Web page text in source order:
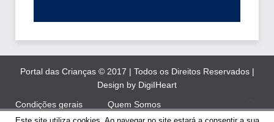
Portal das Crianças © 2017 | Todos os Direitos Reservados |
Design by DigiIHeart
Condições gerais
Quem Somos